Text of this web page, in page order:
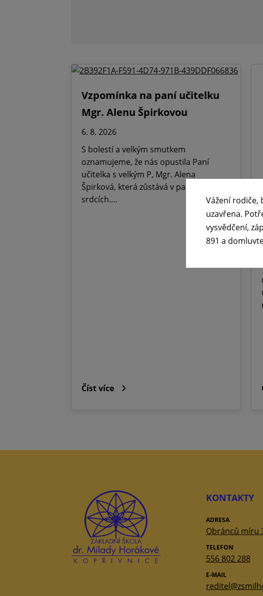
Vzpomínka na paní učitelku
Mgr. Alenu Špirkovou
6. 8. 2026
S bolestí a velkým smutkem
oznamujeme, že nás opustila Paní
učitelka s velkým P, Mgr. Alena
Špirková, která zůstává v paměti,
srdcích.…
Číst více
KONTAKTY
ADRESA
Obránců míru
TELEFON
556 802 288
E-MAIL
Vážení rodiče,
uzavřena.
vysvědčení,
891 a